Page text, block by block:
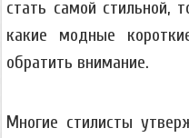
стать самой стильной,
какие модные
обратить внимание.
Многие стилисты